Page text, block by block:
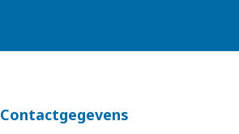
Contactgegevens